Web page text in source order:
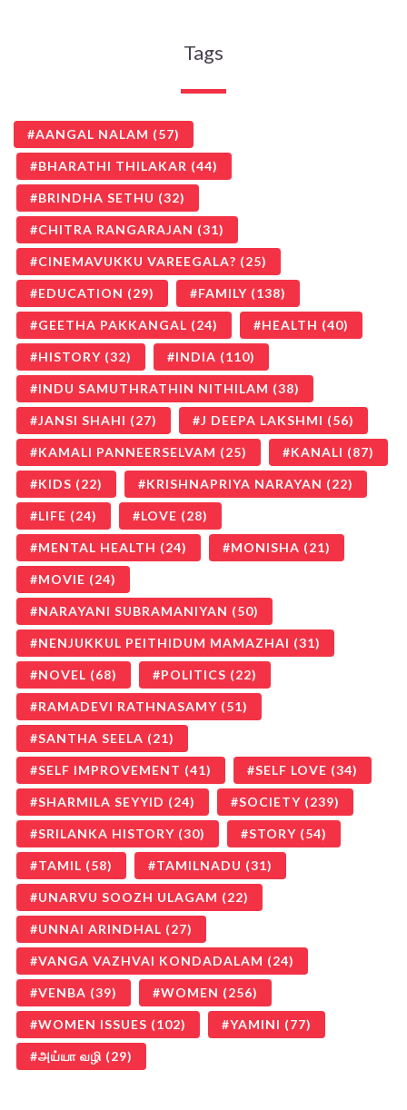
Tags
AANGAL NALAM (57)
BHARATHI THILAKAR (44)
BRINDHA SETHU (32)
CHITRA RANGARAJAN (31)
CINEMAVUKKU VAREEGALA? (25)
EDUCATION (29) FAMILY (138)
GEETHA PAKKANGAL (24) HEALTH (40)
HISTORY (32) INDIA (110)
INDU SAMUTHRATHIN NITHILAM (38)
JANSI SHAHI (27) J DEEPA LAKSHMI (56)
KAMALI PANNEERSELVAM (25) KANALI (87)
KIDS (22) KRISHNAPRIYA NARAYAN (22)
LIFE (24) LOVE (28)
MENTAL HEALTH (24) MONISHA (21)
MOVIE (24)
NARAYANI SUBRAMANIYAN (50)
NENJUKKUL PEITHIDUM MAMAZHAI (31)
NOVEL (68) POLITICS (22)
RAMADEVI RATHNASAMY (51)
SANTHA SEELA (21)
SELF IMPROVEMENT (41) SELF LOVE (34)
SHARMILA SEYYID (24) SOCIETY (239)
SRILANKA HISTORY (30) STORY (54)
TAMIL (58) TAMILNADU (31)
UNARVU SOOZH ULAGAM (22)
UNNAI ARINDHAL (27)
VANGA VAZHVAI KONDADALAM (24)
VENBA (39) WOMEN (256)
WOMEN ISSUES (102) YAMINI (77)
அய்யா வழி (29)